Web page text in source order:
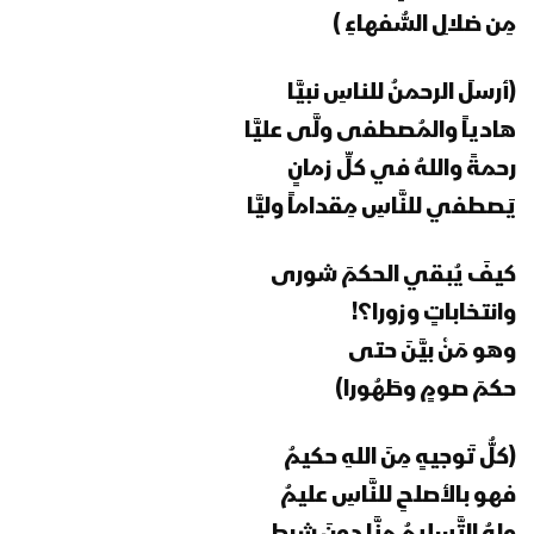
في جبهة حيفان بمناسبة عيد الغدير
مأرب – اجواء يوم الولاية ورسائل
المجاهدين المرابطين في جبهة رغوان
بمناسبة عيد الغدير 1445هـ
الدعم والإسناد في جبهة حريب بمناسبة
كليب حديث الولاية – أداء فرقة روح الله
(عيد الغدير) 1445هـ
البيضاء – مقابلات ورسائل المجاهدين
المرابطين في جبهة المخدرة بمناسبة عيد
مِن ضلالِ السُّفهاءِ )
(أرسلَ الرحمنُ للناسِ نبيَّا
هادياً والمُصطفى ولَّى عليَّا
رحمةً واللهُ في كلِّ زمانٍ
يَصطفي للنَّاسِ مِقداماً وليَّا
كيفَ يُبقي الحكمَ شورى
وانتخاباتٍ وزورا؟!
وهو مَنْ بيَّنَ حتى
حكمَ صومٍ وطَهُورا)
(كلُّ تَوجيهٍ مِنَ اللهِ حكيمُ
فهو بالأصلحِ للنَّاسِ عليمُ